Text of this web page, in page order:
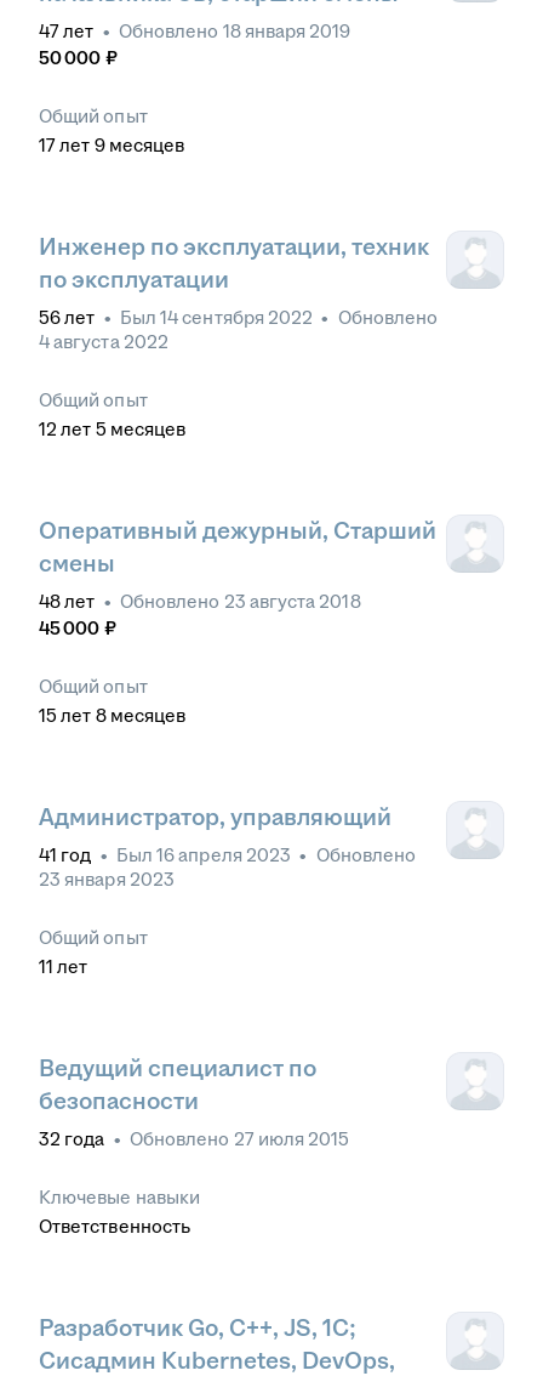
47лет • Обновлено 18 января 2019
50 000 ₽
Общий опыт
17лет 9 месяцев
Инженер по эксплуатации, техник
по эксплуатации
56лет • Был 14 сентября 2022 • Обновлено
4 августа 2022
Общий опыт
12 лет 5 месяцев
Оперативный дежурный, Старший
смены
48лет • Обновлено 23 августа 2018
45 000 ₽
Общий опыт
15 лет 8 месяцев
Администратор, управляющий
41 год • Был 16 апреля 2023 • Обновлено
23 января 2023
Общий опыт
11 лет
Ведущий специалист по
безопасности
32 года • Обновлено 27 июля 2015
Ключевые навыки
Ответственность
Разработчик Go, C++, JS, 1C;
Сисадмин Kubernetes, DevOps,